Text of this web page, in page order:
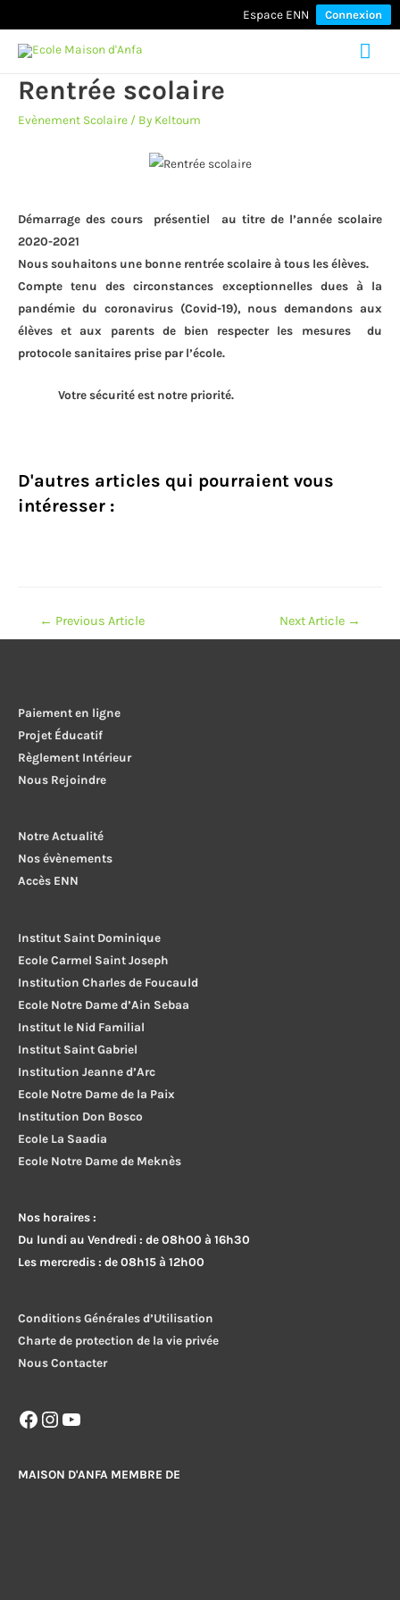
Espace ENN Connexion
Rentrée scolaire
Evènement Scolaire / By Keltoum
Démarrage des cours présentiel au titre de l’année scolaire
2020-2021
Nous souhaitons une bonne rentrée scolaire à tous les élèves.
Compte tenu des circonstances exceptionnelles dues à la
pandémie du coronavirus (Covid-19), nous demandons aux
élèves et aux parents de bien respecter les mesures du
protocole sanitaires prise par l’école.
Votre sécurité est notre priorité.
D'autres articles qui pourraient vous
intéresser :
Navigation
de
← Previous Article Next Article →
Paiement en ligne
Projet Éducatif
Règlement Intérieur
Nous Rejoindre
Notre Actualité
Nos évènements
Accès ENN
Institut Saint Dominique
Ecole Carmel Saint Joseph
Institution Charles de Foucauld
Ecole Notre Dame d’Ain Sebaa
Institut le Nid Familial
Institut Saint Gabriel
Institution Jeanne d’Arc
Ecole Notre Dame de la Paix
Institution Don Bosco
Ecole La Saadia
Ecole Notre Dame de Meknès
Nos horaires :
Du lundi au Vendredi : de 08h00 à 16h30
Les mercredis : de 08h15 à 12h00
Conditions Générales d’Utilisation
Charte de protection de la vie privée
Nous Contacter
Facebook
Instagram
YouTube
MAISON D'ANFA MEMBRE DE